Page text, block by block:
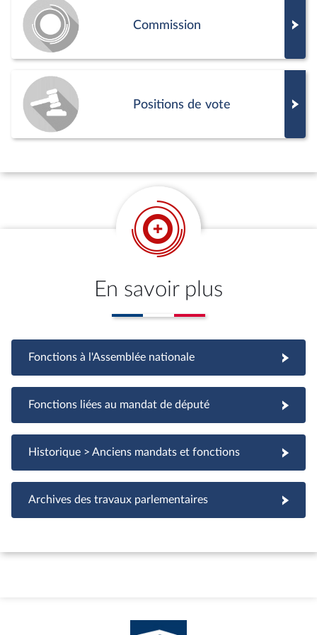
Commission
Positions de vote
En savoir plus
Fonctions à l'Assemblée nationale
Fonctions à l'Assemblée nationale
Fonctions liées au mandat de député
Fonctions liées au mandat de député
Historique > Anciens mandats et fonctions
Archives des travaux parlementaires